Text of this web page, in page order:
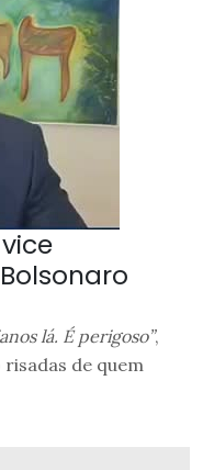
lá. É perigoso”,
de quem